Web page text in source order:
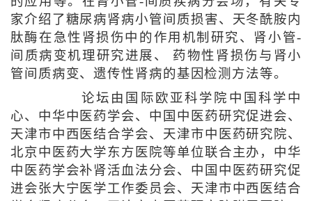
家介绍了糖尿病肾病小管间质损害、天冬酰胺内
肽酶在急性肾损伤中的作用机制研究、肾小管-
间质病变机理研究进展、 药物性肾损伤与肾小
管间质病变、遗传性肾病的基因检测方法等。
论坛由国际欧亚科学院中国科学中
心、中华中医药学会、中国中医药研究促进会、
天津市中西医结合学会、天津市中医药研究院、
北京中医药大学东方医院等单位联合主办，中华
中医药学会补肾活血法分会、中国中医药研究促
进会张大宁医学工作委员会、天津市中西医结合